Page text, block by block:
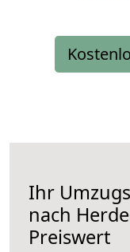
Ihr
nach
Preiswert